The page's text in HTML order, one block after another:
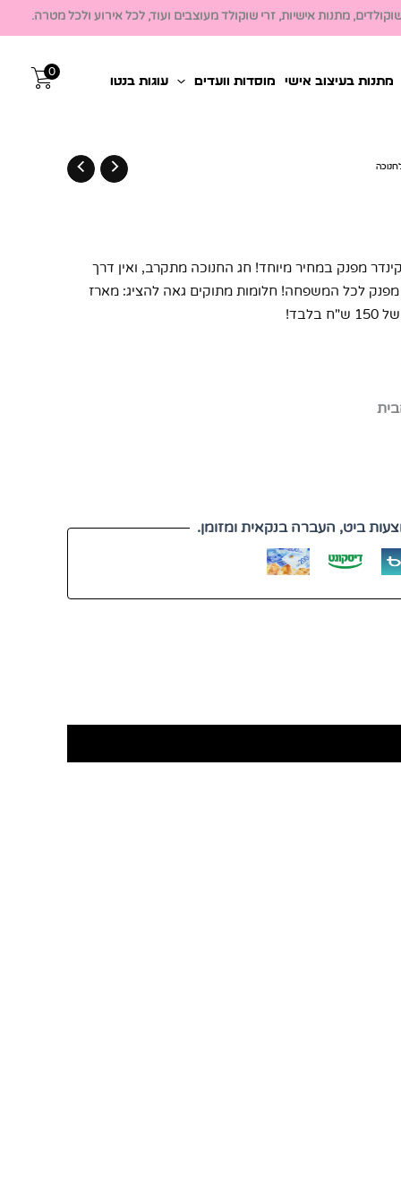
מתנות אישיות, זרי שוקולד מעוצבים ועוד, לכל אירוע ולכל מטרה.
מתנות בעיצוב אישי מוסדות וועדים עוגות בנטו
0
מפנק במחיר מיוחד! חג החנוכה מתקרב, ואין דרך
לכל המשפחה! חלומות מתוקים גאה להציג: מארז
ביט, העברה בנקאית ומזומן.